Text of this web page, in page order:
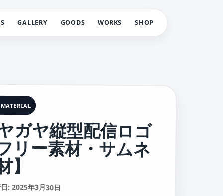
GALLERY GOODS WORKS SHOP
MATERIAL
ガヤ縦型配信ロゴ
リー素材・サムネ
】
: 2025年3月30日